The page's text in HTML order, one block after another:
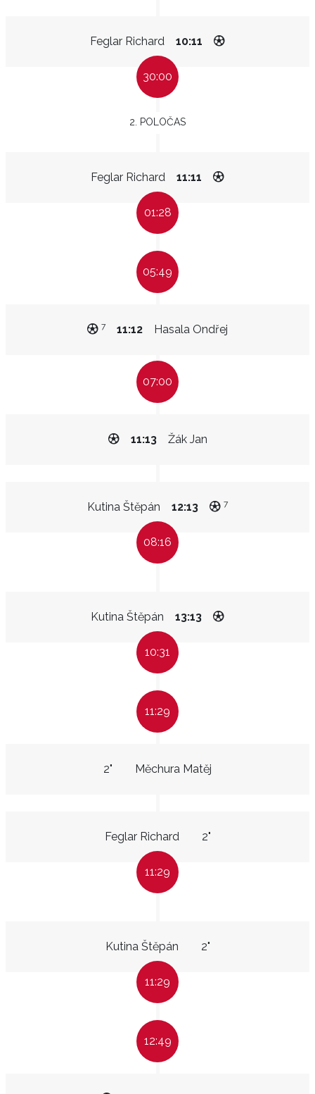
Feglar Richard 10:11
30:00
2. POLOČAS
Feglar Richard 11:11
01:28
05:49
Hasala Ondřej
11:12
7
07:00
Žák Jan
11:13
Kutina Štěpán 12:13 7
08:16
Kutina Štěpán 13:13
10:31
11:29
Měchura Matěj
2"
Feglar Richard 2"
11:29
Kutina Štěpán 2"
11:29
12:49